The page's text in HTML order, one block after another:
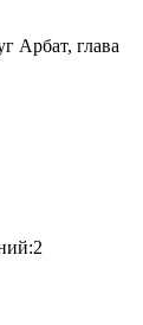
Арбат, глава
2